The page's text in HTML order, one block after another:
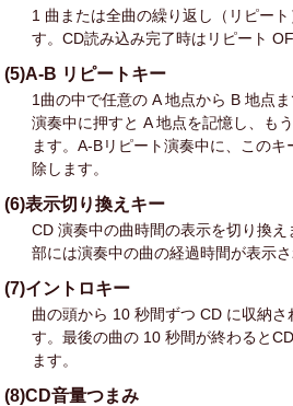
1 曲または全曲の繰り返し（リピー
す。CD読み込み完了時はリピート
(5)A-B リピートキー
1曲の中で任意の A 地点から B 地点
演奏中に押すと A 地点を記憶し、も
ます。A-Bリピート演奏中に、この
除します。
(6)表示切り換えキー
CD 演奏中の曲時間の表示を切り換
部には演奏中の曲の経過時間が表示さ
(7)イントロキー
曲の頭から 10 秒間ずつ CD に収納さ
す。最後の曲の 10 秒間が終わると
ます。
(8)CD音量つまみ